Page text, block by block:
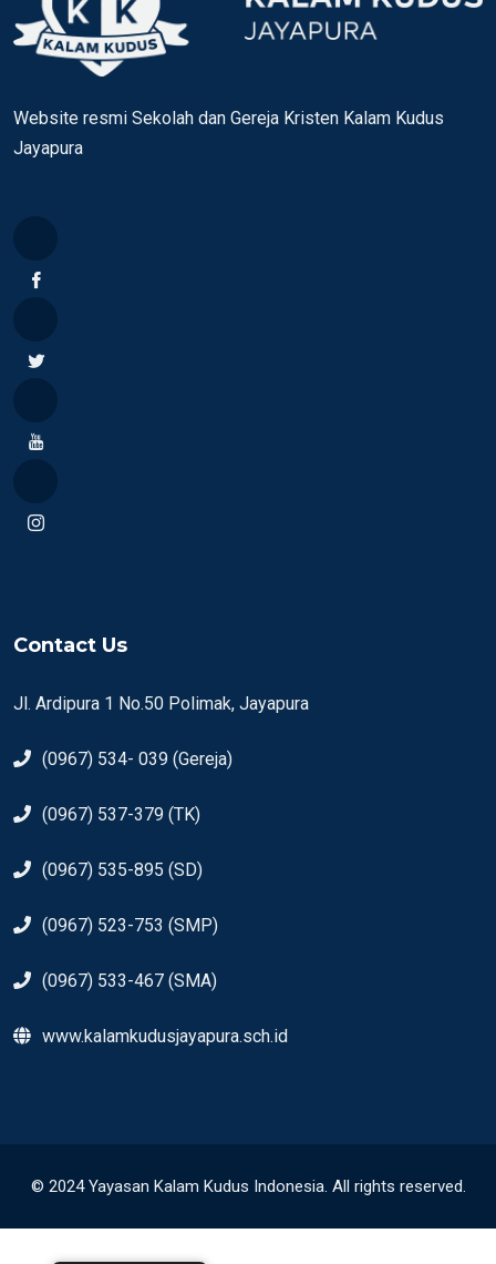
Website resmi Sekolah dan Gereja Kristen Kalam Kudus
Jayapura
Contact Us
Jl. Ardipura 1 No.50 Polimak, Jayapura
(0967) 534- 039 (Gereja)
(0967) 537-379 (TK)
(0967) 535-895 (SD)
(0967) 523-753 (SMP)
(0967) 533-467 (SMA)
www.kalamkudusjayapura.sch.id
© 2024 Yayasan Kalam Kudus Indonesia. All rights reserved.